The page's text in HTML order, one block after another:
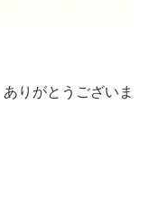
りがとうございま